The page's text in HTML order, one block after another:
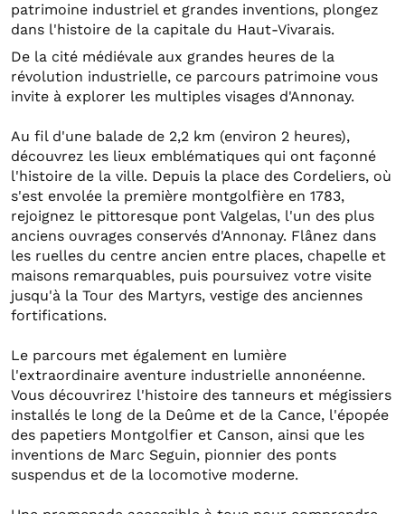
patrimoine industriel et grandes inventions, plongez
dans l'histoire de la capitale du Haut-Vivarais.
De la cité médiévale aux grandes heures de la
révolution industrielle, ce parcours patrimoine vous
invite à explorer les multiples visages d'Annonay.
Au fil d'une balade de 2,2 km (environ 2 heures),
découvrez les lieux emblématiques qui ont façonné
l'histoire de la ville. Depuis la place des Cordeliers, où
s'est envolée la première montgolfière en 1783,
rejoignez le pittoresque pont Valgelas, l'un des plus
anciens ouvrages conservés d'Annonay. Flânez dans
les ruelles du centre ancien entre places, chapelle et
maisons remarquables, puis poursuivez votre visite
jusqu'à la Tour des Martyrs, vestige des anciennes
fortifications.
Le parcours met également en lumière
l'extraordinaire aventure industrielle annonéenne.
Vous découvrirez l'histoire des tanneurs et mégissiers
installés le long de la Deûme et de la Cance, l'épopée
des papetiers Montgolfier et Canson, ainsi que les
inventions de Marc Seguin, pionnier des ponts
suspendus et de la locomotive moderne.